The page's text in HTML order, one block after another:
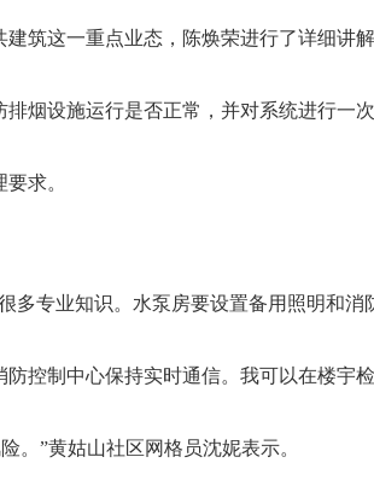
建筑这一重点业态，陈焕荣进行了详细讲
排烟设施运行是否正常，并对系统进行一
求。
多专业知识。水泵房要设置备用照明和
防控制中心保持实时通信。我可以在楼宇
。”黄姑山社区网格员沈妮表示。